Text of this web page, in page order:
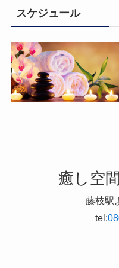
スケジュール
癒し空
藤枝駅
tel: